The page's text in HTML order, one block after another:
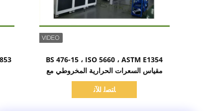
BS 476-15 ، ISO 5660 ، ASTM E1354
مقياس السعرات الحرارية المخروطي مع
محلل الغاز المستورد
ﺎﺘﺼﻟ ﺍﻶﻧ